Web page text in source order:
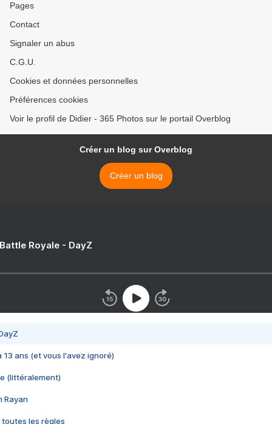
Pages
Contact
Signaler un abus
C.G.U.
Cookies et données personnelles
Préférences cookies
Voir le profil de Didier - 365 Photos sur le portail Overblog
Créer un blog sur Overblog
Créer un blog
Royale - DayZ
13 ans (et vous l'avez ignoré)
(littéralement)
Rayan
toutes les règles